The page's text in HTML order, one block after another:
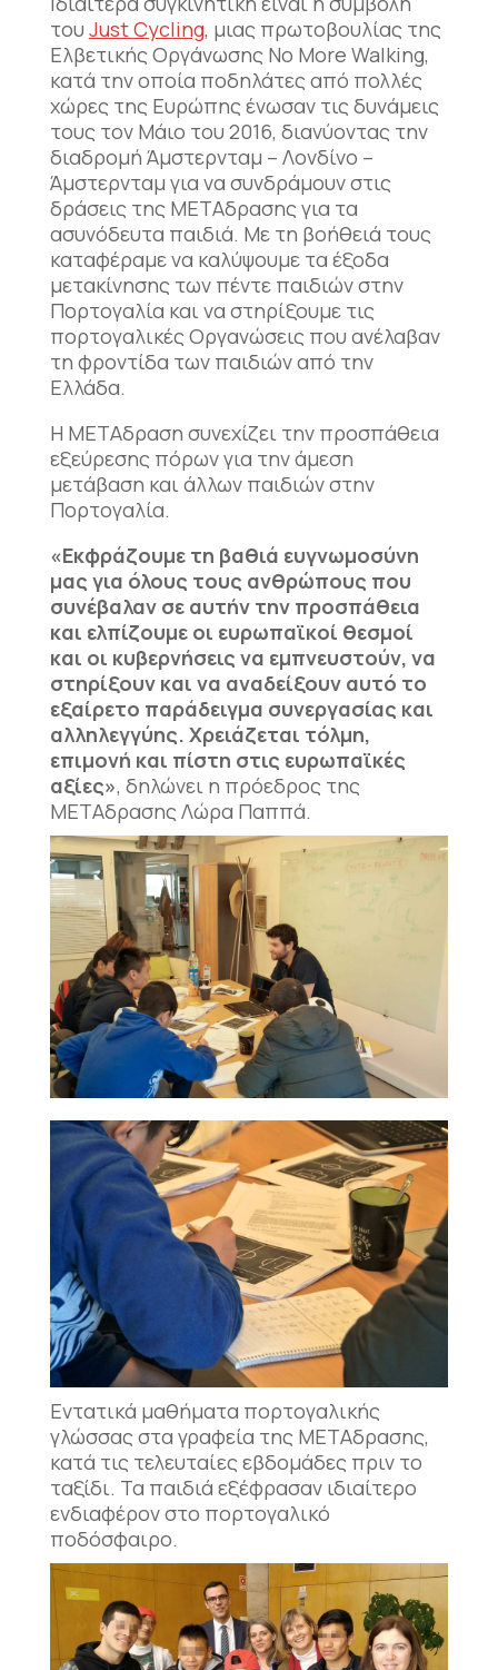
του Just Cycling, μιας πρωτοβουλίας της
Ελβετικής Οργάνωσης No More Walking,
κατά την οποία ποδηλάτες από πολλές
χώρες της Ευρώπης ένωσαν τις δυνάμεις
τους τον Μάιο του 2016, διανύοντας την
διαδρομή Άμστερνταμ – Λονδίνο –
Άμστερνταμ για να συνδράμουν στις
δράσεις της ΜΕΤΑδρασης για τα
ασυνόδευτα παιδιά. Με τη βοήθειά τους
καταφέραμε να καλύψουμε τα έξοδα
μετακίνησης των πέντε παιδιών στην
Πορτογαλία και να στηρίξουμε τις
πορτογαλικές Οργανώσεις που ανέλαβαν
τη φροντίδα των παιδιών από την
Ελλάδα.
Η ΜΕΤΑδραση συνεχίζει την προσπάθεια
εξεύρεσης πόρων για την άμεση
μετάβαση και άλλων παιδιών στην
Πορτογαλία.
«Εκφράζουμε τη βαθιά ευγνωμοσύνη
μας για όλους τους ανθρώπους που
συνέβαλαν σε αυτήν την προσπάθεια
και ελπίζουμε οι ευρωπαϊκοί θεσμοί
και οι κυβερνήσεις να εμπνευστούν, να
στηρίξουν και να αναδείξουν αυτό το
εξαίρετο παράδειγμα συνεργασίας και
αλληλεγγύης. Χρειάζεται τόλμη,
επιμονή και πίστη στις ευρωπαϊκές
αξίες», δηλώνει η πρόεδρος της
ΜΕΤΑδρασης Λώρα Παππά.
Εντατικά μαθήματα πορτογαλικής
γλώσσας στα γραφεία της ΜΕΤΑδρασης,
κατά τις τελευταίες εβδομάδες πριν το
ταξίδι. Τα παιδιά εξέφρασαν ιδιαίτερο
ενδιαφέρον στο πορτογαλικό
ποδόσφαιρο.